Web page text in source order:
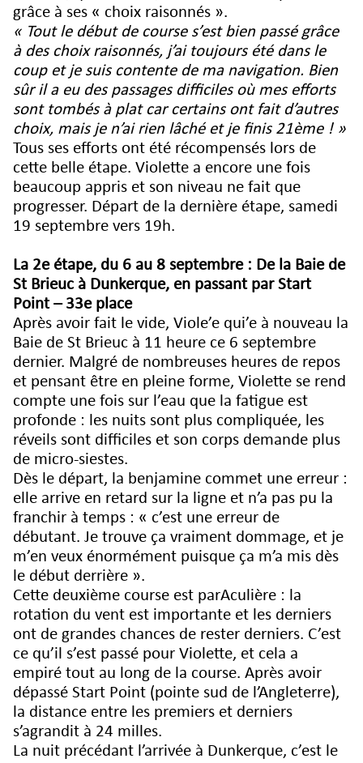
grâce à ses « choix raisonnés ».
« Tout le début de course s’est bien passé grâce
à des choix raisonnés, j’ai toujours été dans le
coup et je suis contente de ma navigation. Bien
sûr il a eu des passages difficiles où mes efforts
sont tombés à plat car certains ont fait d’autres
choix, mais je n’ai rien lâché et je finis 21ème ! »
Tous ses efforts ont été récompensés lors de
cette belle étape. Violette a encore une fois
beaucoup appris et son niveau ne fait que
progresser. Départ de la dernière étape, samedi
19 septembre vers 19h.
La 2e étape, du 6 au 8 septembre : De la Baie de
St Brieuc à Dunkerque, en passant par Start
Point – 33e place
Après avoir fait le vide, Viole’e qui’e à nouveau la
Baie de St Brieuc à 11 heure ce 6 septembre
dernier. Malgré de nombreuses heures de repos
et pensant être en pleine forme, Violette se rend
compte une fois sur l’eau que la fatigue est
profonde : les nuits sont plus compliquée, les
réveils sont difficiles et son corps demande plus
de micro-siestes.
Dès le départ, la benjamine commet une erreur :
elle arrive en retard sur la ligne et n’a pas pu la
franchir à temps : « c’est une erreur de
débutant. Je trouve ça vraiment dommage, et je
m’en veux énormément puisque ça m’a mis dès
le début derrière ».
Cette deuxième course est parAculière : la
rotation du vent est importante et les derniers
ont de grandes chances de rester derniers. C’est
ce qu’il s’est passé pour Violette, et cela a
empiré tout au long de la course. Après avoir
dépassé Start Point (pointe sud de l’Angleterre),
la distance entre les premiers et derniers
s’agrandit à 24 milles.
La nuit précédant l’arrivée à Dunkerque, c’est le